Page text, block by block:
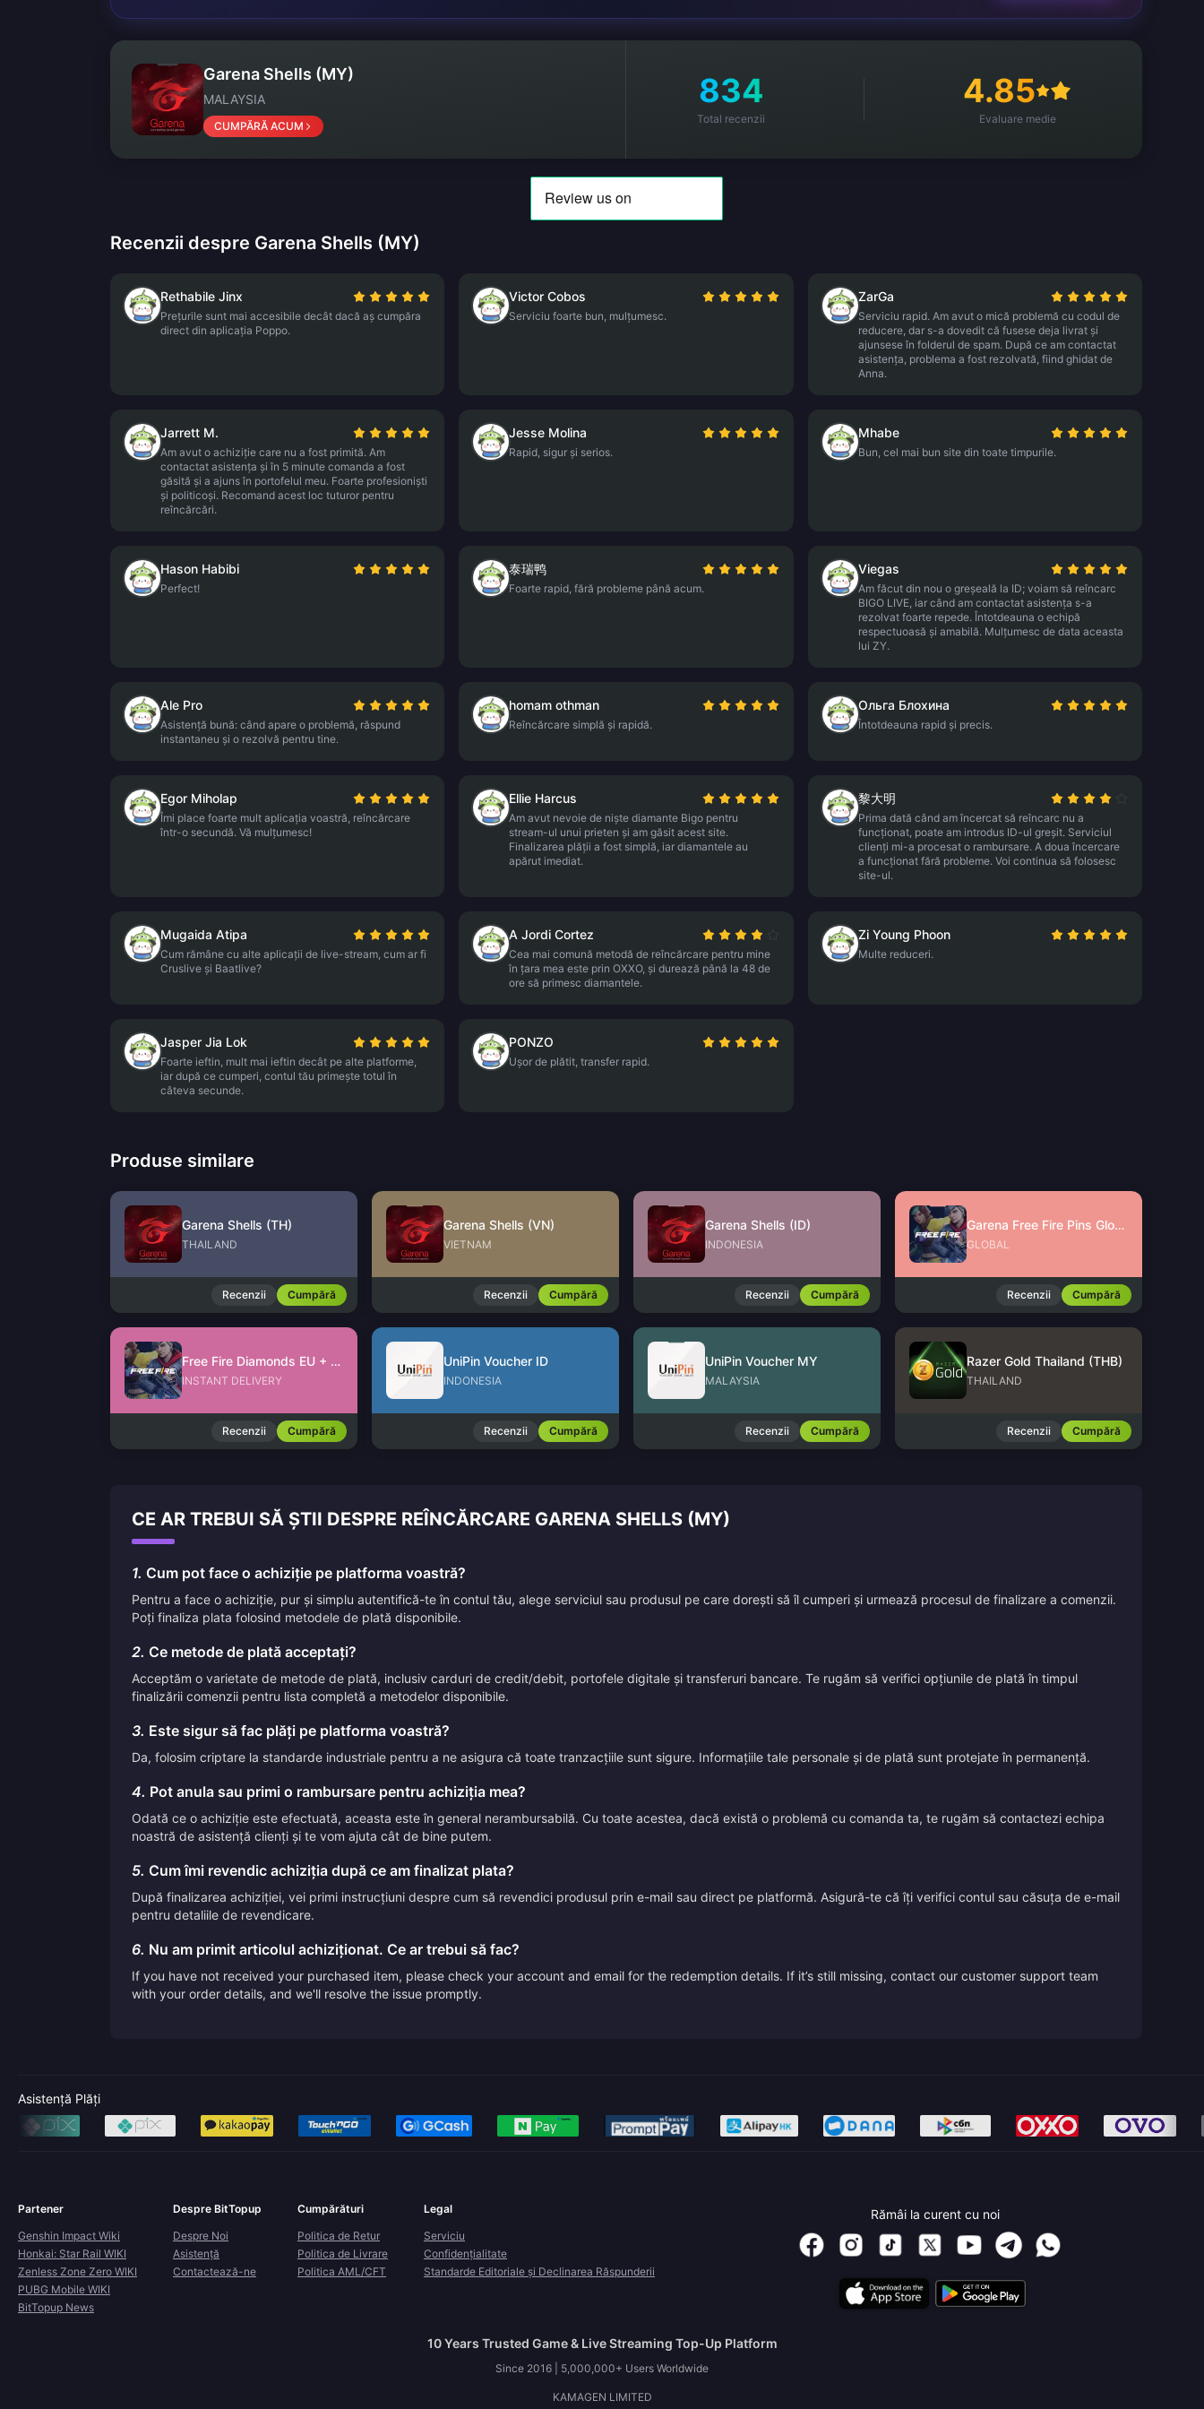
Garena Shells (MY)
MALAYSIA
CUMPĂRĂ ACUM
834
Total recenzii
4.85
Evaluare medie
Recenzii despre Garena Shells (MY)
Rethabile Jinx
Prețurile sunt mai accesibile decât dacă aș cumpăra
direct din aplicația Poppo.
Victor Cobos
Serviciu foarte bun, mulțumesc.
ZarGa
Serviciu rapid. Am avut o mică problemă cu codul de
reducere, dar s-a dovedit că fusese deja livrat și
ajunsese în folderul de spam. După ce am contactat
asistența, problema a fost rezolvată, fiind ghidat de
Anna.
Jarrett M.
Am avut o achiziție care nu a fost primită. Am
contactat asistența și în 5 minute comanda a fost
găsită și a ajuns în portofelul meu. Foarte profesioniști
și politicoși. Recomand acest loc tuturor pentru
reîncărcări.
Jesse Molina
Rapid, sigur și serios.
Mhabe
Bun, cel mai bun site din toate timpurile.
Hason Habibi
Perfect!
泰瑞鸭
Foarte rapid, fără probleme până acum.
Viegas
Am făcut din nou o greșeală la ID; voiam să reîncarc
BIGO LIVE, iar când am contactat asistența s-a
rezolvat foarte repede. Întotdeauna o echipă
respectuoasă și amabilă. Mulțumesc de data aceasta
lui ZY.
Ale Pro
Asistență bună: când apare o problemă, răspund
instantaneu și o rezolvă pentru tine.
homam othman
Reîncărcare simplă și rapidă.
Ольга Блохина
Întotdeauna rapid și precis.
Egor Miholap
Îmi place foarte mult aplicația voastră, reîncărcare
într-o secundă. Vă mulțumesc!
Ellie Harcus
Am avut nevoie de niște diamante Bigo pentru
stream-ul unui prieten și am găsit acest site.
Finalizarea plății a fost simplă, iar diamantele au
apărut imediat.
黎大明
Prima dată când am încercat să reîncarc nu a
funcționat, poate am introdus ID-ul greșit. Serviciul
clienți mi-a procesat o rambursare. A doua încercare
a funcționat fără probleme. Voi continua să folosesc
site-ul.
Mugaida Atipa
Cum rămâne cu alte aplicații de live-stream, cum ar fi
Cruslive și Baatlive?
A Jordi Cortez
Cea mai comună metodă de reîncărcare pentru mine
în țara mea este prin OXXO, și durează până la 48 de
ore să primesc diamantele.
Zi Young Phoon
Multe reduceri.
Jasper Jia Lok
Foarte ieftin, mult mai ieftin decât pe alte platforme,
iar după ce cumperi, contul tău primește totul în
câteva secunde.
PONZO
Ușor de plătit, transfer rapid.
Produse similare
Garena Shells (TH)
THAILAND
Recenzii Cumpără
Garena Shells (VN)
VIETNAM
Recenzii Cumpără
Garena Shells (ID)
INDONESIA
Recenzii Cumpără
Garena Free Fire Pins Global
GLOBAL
Recenzii Cumpără
Free Fire Diamonds EU + TR
INSTANT DELIVERY
Recenzii Cumpără
UniPin Voucher ID
INDONESIA
Recenzii Cumpără
UniPin Voucher MY
MALAYSIA
Recenzii Cumpără
Razer Gold Thailand (THB)
THAILAND
Recenzii Cumpără
CE AR TREBUI SĂ ȘTII DESPRE REÎNCĂRCARE GARENA SHELLS (MY)
1. Cum pot face o achiziție pe platforma voastră?
Pentru a face o achiziție, pur și simplu autentifică-te în contul tău, alege serviciul sau produsul pe care dorești să îl cumperi și urmează procesul de finalizare a comenzii.
Poți finaliza plata folosind metodele de plată disponibile.
2. Ce metode de plată acceptați?
Acceptăm o varietate de metode de plată, inclusiv carduri de credit/debit, portofele digitale și transferuri bancare. Te rugăm să verifici opțiunile de plată în timpul
finalizării comenzii pentru lista completă a metodelor disponibile.
3. Este sigur să fac plăți pe platforma voastră?
Da, folosim criptare la standarde industriale pentru a ne asigura că toate tranzacțiile sunt sigure. Informațiile tale personale și de plată sunt protejate în permanență.
4. Pot anula sau primi o rambursare pentru achiziția mea?
Odată ce o achiziție este efectuată, aceasta este în general nerambursabilă. Cu toate acestea, dacă există o problemă cu comanda ta, te rugăm să contactezi echipa
noastră de asistență clienți și te vom ajuta cât de bine putem.
5. Cum îmi revendic achiziția după ce am finalizat plata?
După finalizarea achiziției, vei primi instrucțiuni despre cum să revendici produsul prin e-mail sau direct pe platformă. Asigură-te că îți verifici contul sau căsuța de e-mail
pentru detaliile de revendicare.
6. Nu am primit articolul achiziționat. Ce ar trebui să fac?
If you have not received your purchased item, please check your account and email for the redemption details. If it’s still missing, contact our customer support team
with your order details, and we'll resolve the issue promptly.
Asistență Plăți
Partener
Genshin Impact Wiki
Honkai: Star Rail WIKI
Zenless Zone Zero WIKI
PUBG Mobile WIKI
BitTopup News
Despre BitTopup
Despre Noi
Asistență
Contactează-ne
Cumpărături
Politica de Retur
Politica de Livrare
Politica AML/CFT
Legal
Serviciu
Confidențialitate
Standarde Editoriale și Declinarea Răspunderii
Rămâi la curent cu noi
10 Years Trusted Game & Live Streaming Top-Up Platform
Since 2016 | 5,000,000+ Users Worldwide
KAMAGEN LIMITED